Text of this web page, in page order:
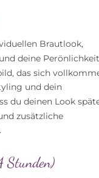
Brautlook,
deine
das sich
und dein
du deinen Look
zusätzliche
Stunden)